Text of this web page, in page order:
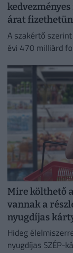
árat
A szakértő
évi 470 milliárd
Mire költhető
vannak a
nyugdíjas
Hideg
nyugdíjas SZÉP-